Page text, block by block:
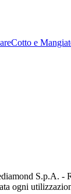
Cotto e
S.p.A. -
ogni